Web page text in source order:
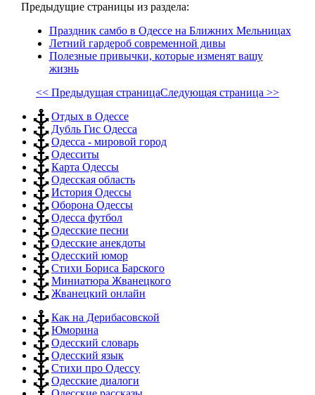
Предыдущие страницы из раздела:
Праздник самбо в Одессе на Ближних Мельницах
Летний гардероб современной дивы
Полезные привычки, которые изменят вашу
жизнь
<< Предыдущая страницаСледующая страница >>
Отдых в Одессе
Дубль Гис Одесса
Одесса - мировой город
Одесситы
Карта Одессы
Одесская область
История Одессы
Оборона Одессы
Одесса футбол
Одесские песни
Одесские анекдоты
Одесский юмор
Стихи Бориса Барского
Миниатюра Жванецкого
Жванецкий онлайн
Как на Дерибасовской
Юморина
Одесский словарь
Одесский язык
Стихи про Одессу
Одесские диалоги